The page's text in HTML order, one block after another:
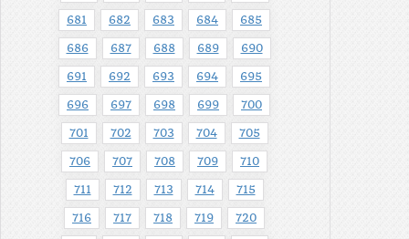
681 682 683 684 685
686 687 688 689 690
691 692 693 694 695
696 697 698 699 700
701 702 703 704 705
706 707 708 709 710
711 712 713 714 715
716 717 718 719 720